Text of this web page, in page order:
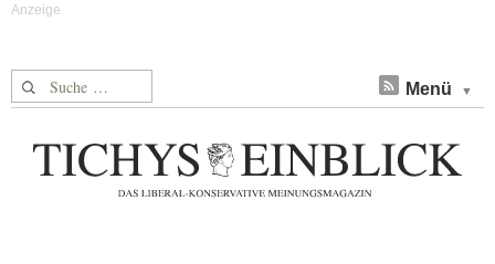
Suche nach: Menü